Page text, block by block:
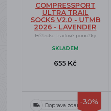
COMPRESSPORT
ULTRA TRAIL
SOCKS V2.0 - UTMB
2026 - LAVENDER
Běžecké trailové ponožky
SKLADEM
655 Kč
-30%
Doprava zdarma